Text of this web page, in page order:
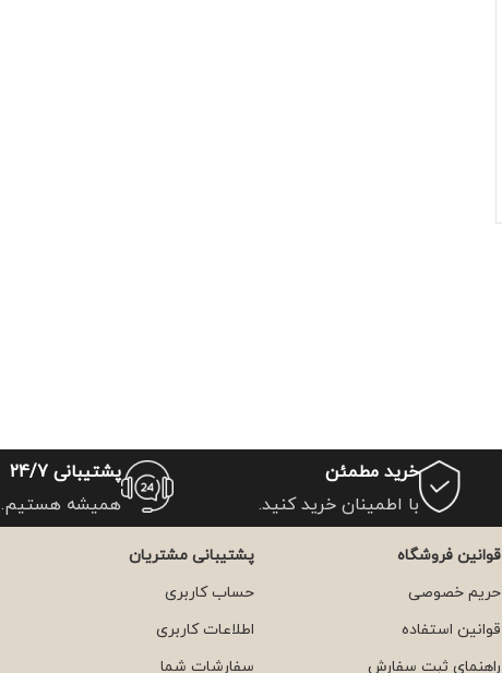
خرید مطمئن
با اطمینان خرید کنید.
پشتیبانی 24/7
همیشه هستیم.
قوانین فروشگاه
حریم خصوصی
قوانین استفاده
راهنمای ثبت سفارش
پشتیبانی مشتریان
حساب کاربری
اطلاعات کاربری
سفارشات شما